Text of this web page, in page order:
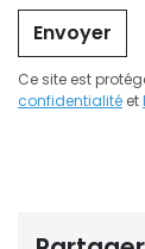
Envoyer
Ce site est
confidentialité et